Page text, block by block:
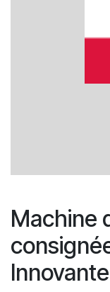
Machine
Innovante